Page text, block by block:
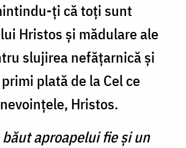
ți că toți sunt
Hristos și mădulare ale
slujirea nefățarnică și
plată de la Cel ce
Hristos.
băut aproapelui fie și un